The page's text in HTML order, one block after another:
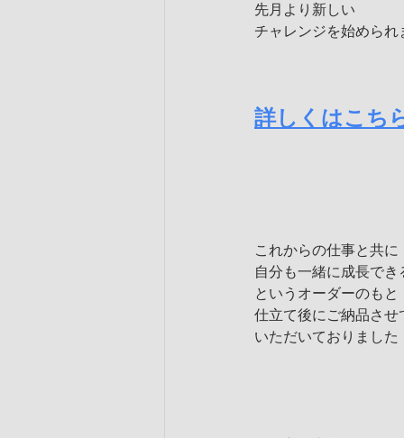
先月より新しい
チャレンジを始められ
詳しくはこち
これからの仕事と共に
自分も一緒に成長でき
というオーダーのもと
仕立て後にご納品させ
いただいておりました